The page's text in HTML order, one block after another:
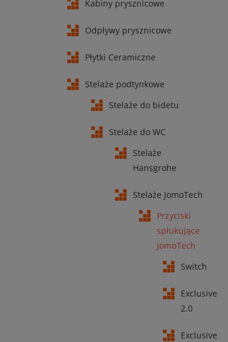
Kabiny prysznicowe
Odpływy prysznicowe
Płytki Ceramiczne
Stelaże podtynkowe
Stelaże do bidetu
Stelaże do WC
Stelaże
Hansgrohe
Stelaże JomoTech
Przyciski
spłukujące
JomoTech
Switch
Exclusive
2.0
Exclusive